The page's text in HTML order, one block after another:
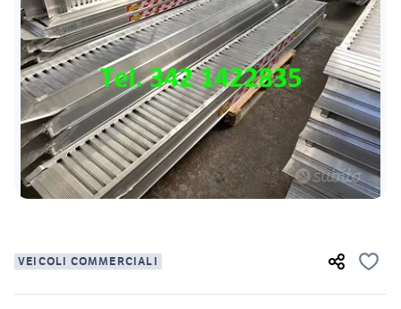
VEICOLI COMMERCIALI